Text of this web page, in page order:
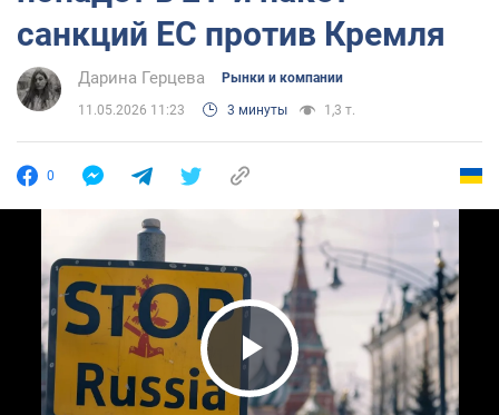
санкций ЕС против Кремля
Дарина Герцева Рынки и компании
11.05.2026 11:23 3 минуты 1,3 т.
0
Play Video